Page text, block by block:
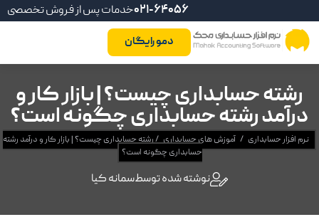
خدمات پس از فروش تخصصی021-64056
دمو رایگان
رشته حسابداری چیست؟ | بازار کار و
درآمد رشته حسابداری چگونه است؟
نرم افزار حسابداری / آموزش های حسابداری /رشته حسابداری چیست؟ | بازار کار و درآمد رشته
حسابداری چگونه است؟
نوشته شده توسطسمانه کیا